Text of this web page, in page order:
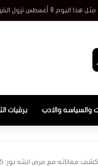
والسياسه والادب برقيات
يكشف معاناته مع مرض ابنته